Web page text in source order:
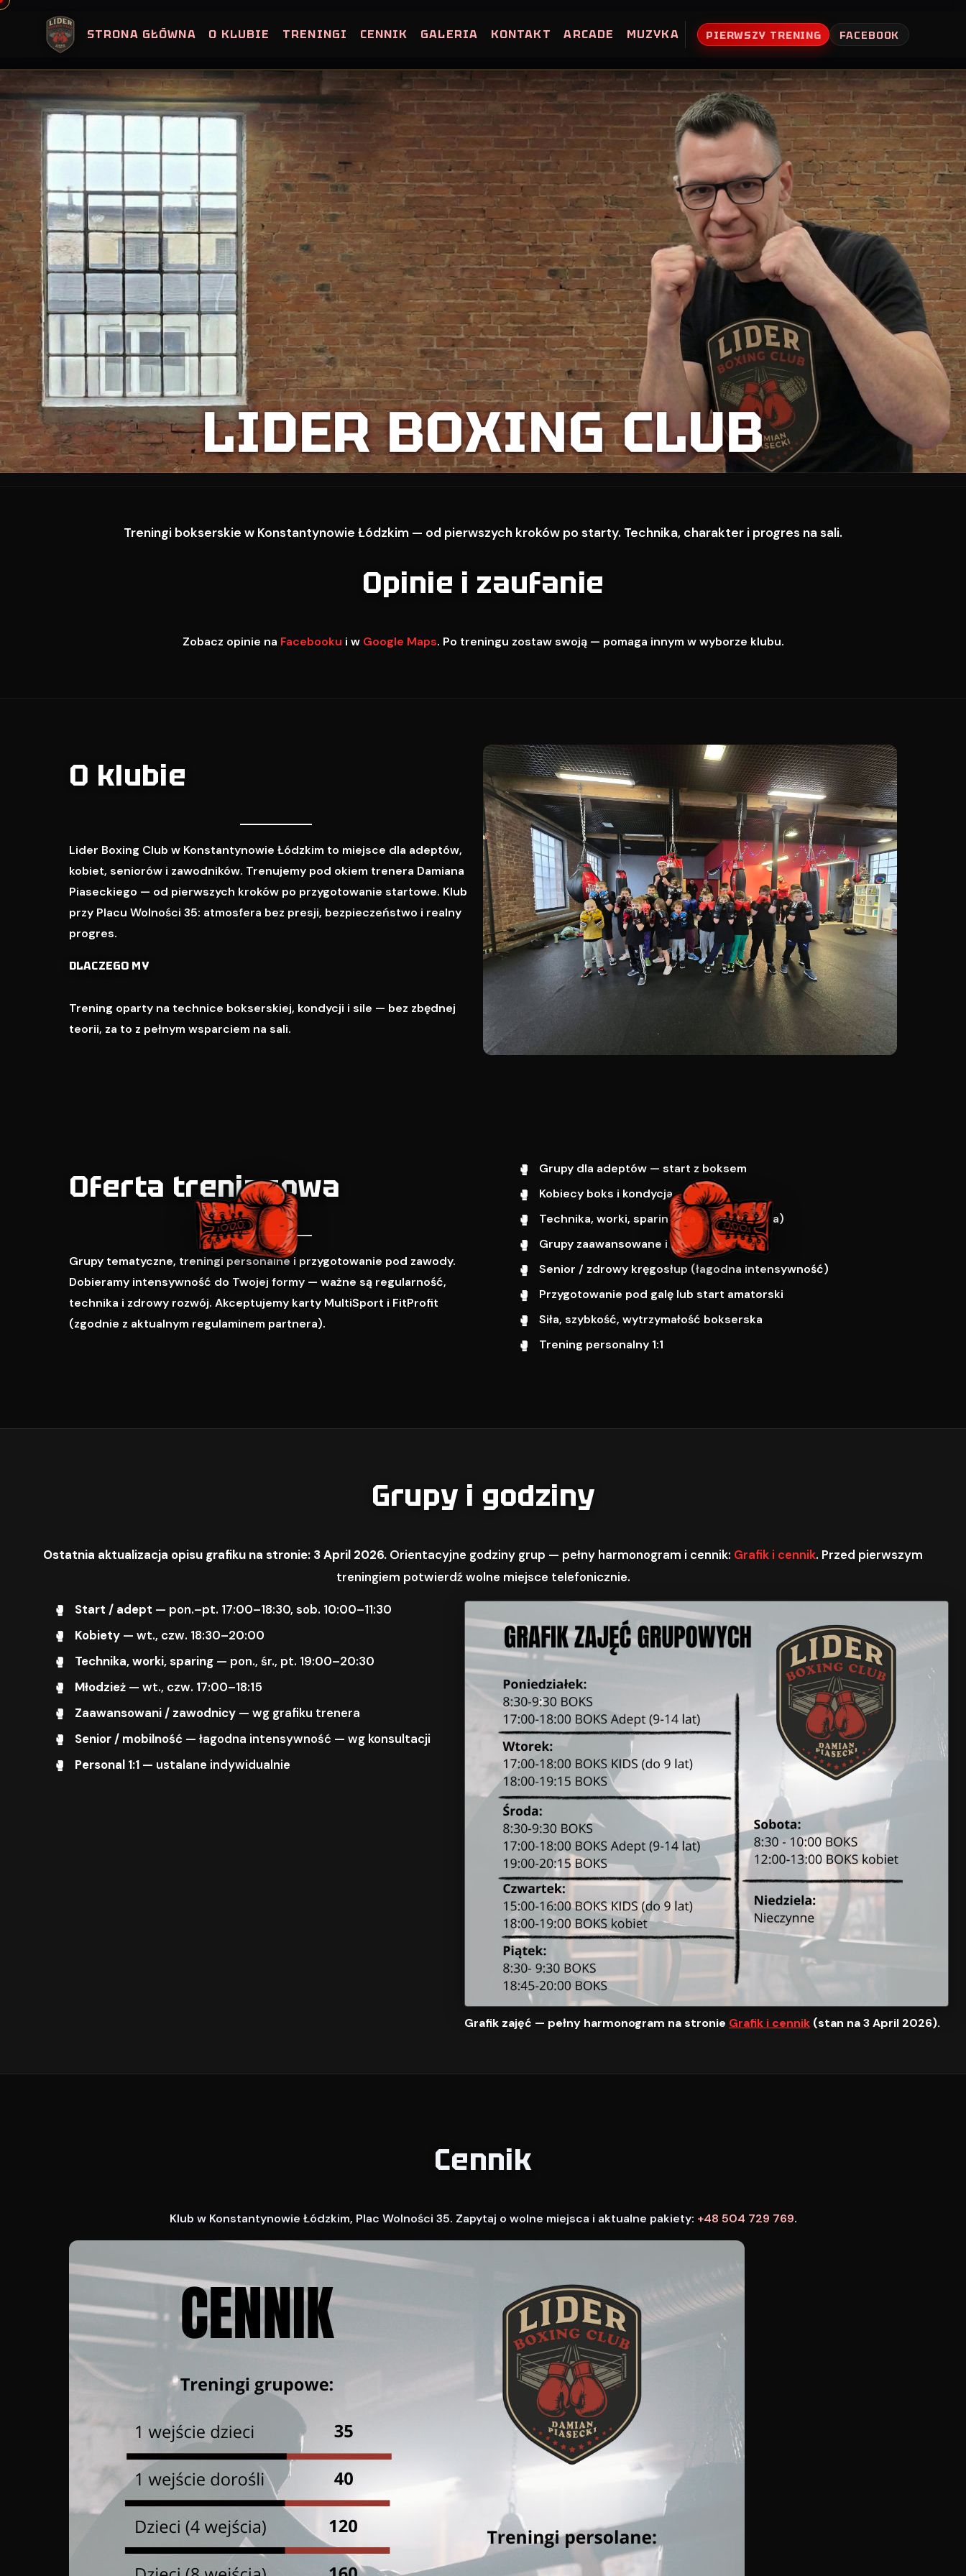
Skip
STRONA GŁÓWNA O KLUBIE TRENINGI CENNIK GALERIA KONTAKT ARCADE MUZYKA PIERWSZY TRENING FACEBOOK
LIDER BOXING CLUB
Treningi bokserskie w Konstantynowie Łódzkim — od pierwszych kroków po starty. Technika, charakter i progres na sali.
Opinie i zaufanie
Zobacz opinie na Facebooku i w Google Maps. Po treningu zostaw swoją — pomaga innym w wyborze klubu.
O klubie
Lider Boxing Club w Konstantynowie Łódzkim to miejsce dla adeptów,
kobiet, seniorów i zawodników. Trenujemy pod okiem trenera Damiana
Piaseckiego — od pierwszych kroków po przygotowanie startowe. Klub
przy Placu Wolności 35: atmosfera bez presji, bezpieczeństwo i realny
progres.
DLACZEGO MY
Trening oparty na technice bokserskiej, kondycji i sile — bez zbędnej
teorii, za to z pełnym wsparciem na sali.
Oferta treningowa
Grupy tematyczne, treningi personalne i przygotowanie pod zawody.
Dobieramy intensywność do Twojej formy — ważne są regularność,
technika i zdrowy rozwój. Akceptujemy karty MultiSport i FitProfit
(zgodnie z aktualnym regulaminem partnera).
Grupy dla adeptów — start z boksem
Kobiecy boks i kondycja
Technika, worki, sparing (za zgodą trenera)
Grupy zaawansowane i zawodnicy
Senior / zdrowy kręgosłup (łagodna intensywność)
Przygotowanie pod galę lub start amatorski
Siła, szybkość, wytrzymałość bokserska
Trening personalny 1:1
Grupy i godziny
Ostatnia aktualizacja opisu grafiku na stronie: 3 April 2026. Orientacyjne godziny grup — pełny harmonogram i cennik: Grafik i cennik. Przed pierwszym
treningiem potwierdź wolne miejsce telefonicznie.
Start / adept — pon.–pt. 17:00–18:30, sob. 10:00–11:30
Kobiety — wt., czw. 18:30–20:00
Technika, worki, sparing — pon., śr., pt. 19:00–20:30
Młodzież — wt., czw. 17:00–18:15
Zaawansowani / zawodnicy — wg grafiku trenera
Senior / mobilność — łagodna intensywność — wg konsultacji
Personal 1:1 — ustalane indywidualnie
Grafik zajęć — pełny harmonogram na stronie Grafik i cennik (stan na 3 April 2026).
Cennik
Klub w Konstantynowie Łódzkim, Plac Wolności 35. Zapytaj o wolne miejsca i aktualne pakiety: +48 504 729 769.